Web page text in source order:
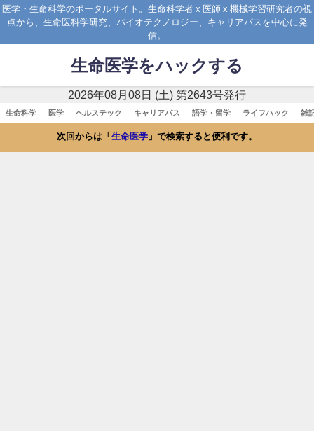
医学・生命科学のポータルサイト。生命科学者 x 医師 x 機械学習研究者の視
点から、生命医科学研究、バイオテクノロジー、キャリアパスを中心に発
信。
生命医学をハックする
2026年08月08日 (土) 第2643号発行
生命科学 医学 ヘルステック キャリアパス 語学・留学 ライフハック 雑
次回からは「 生命医学 」で検索すると便利です。